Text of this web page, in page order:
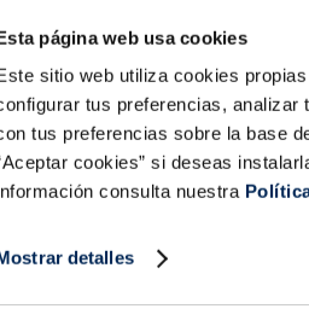
página web usa cookies
sitio web utiliza cookies
tus preferencias, analizar
tus preferencias sobre la base
cookies” si deseas
consulta nuestra
detalles
amb nosaltres
(preguntes freqüents)
Botigues